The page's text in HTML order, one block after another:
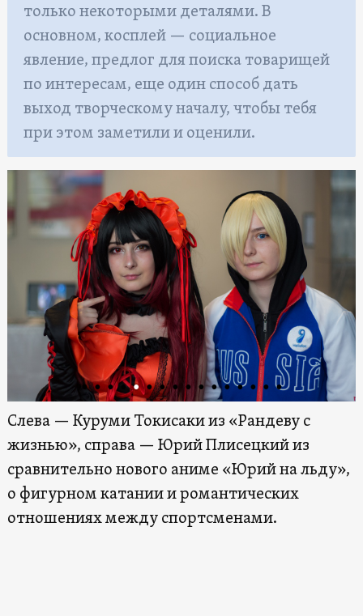
только некоторыми деталями. В
основном, косплей — социальное
явление, предлог для поиска товарищей
по интересам, еще один способ дать
выход творческому началу, чтобы тебя
при этом заметили и оценили.
Слева — Куруми Токисаки из «Рандеву с
жизнью», справа — Юрий Плисецкий из
сравнительно нового аниме «Юрий на льду»,
о фигурном катании и романтических
отношениях между спортсменами.